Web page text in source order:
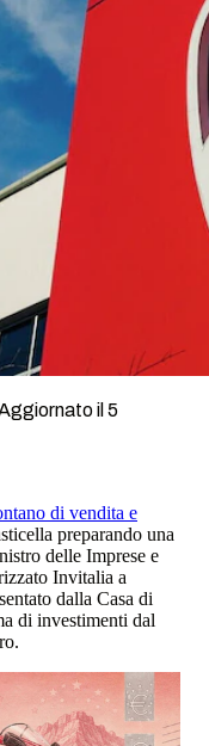
il 5
di vendita e
preparando una
delle Imprese e
Invitalia a
dalla Casa di
di investimenti dal